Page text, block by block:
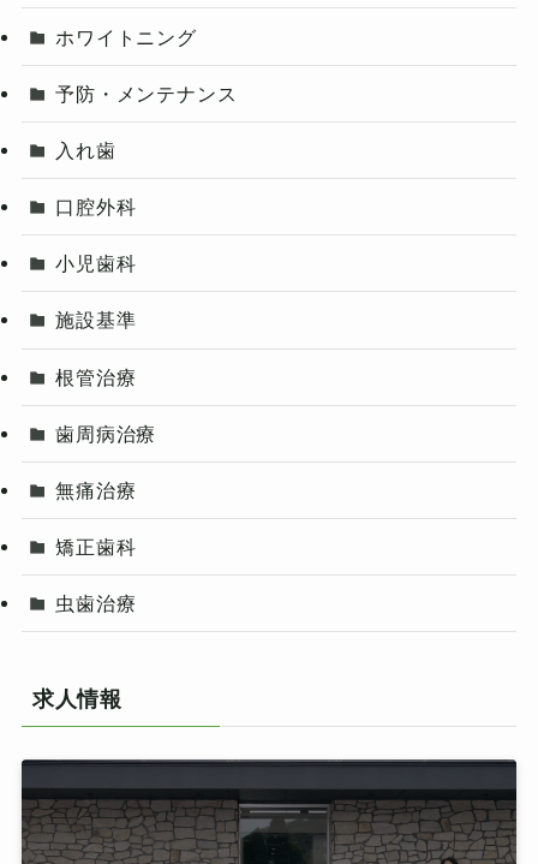
ホワイトニング
予防・メンテナンス
入れ歯
口腔外科
小児歯科
施設基準
根管治療
歯周病治療
無痛治療
矯正歯科
虫歯治療
求人情報